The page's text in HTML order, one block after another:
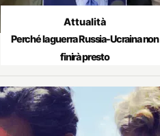
Attualità
Perché la guerra Russia-Ucraina non
finirà presto